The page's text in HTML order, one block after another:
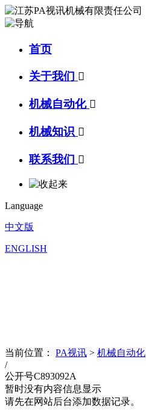
首页
关于我们 
机械自动化 
机械知识 
联系我们 
Language
中文版
ENGLISH
当前位置： PA视讯 > 机械自动化
/
公开号C893092A
暂时没有内容信息显示
请先在网站后台添加数据记录。